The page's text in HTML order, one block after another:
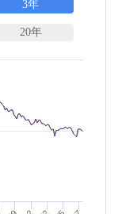
3年
20年